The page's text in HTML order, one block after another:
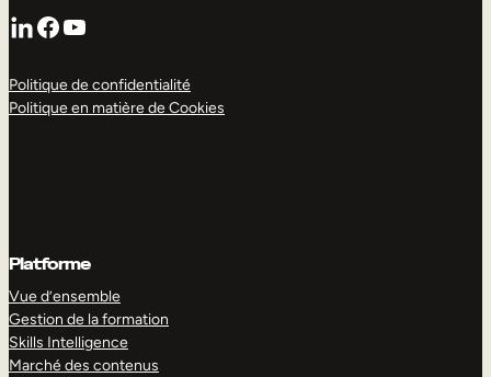
LinkedIn
Facebook
YouTube
Politique de confidentialité
Politique en matière de Cookies
Platforme
Vue d’ensemble
Gestion de la formation
Skills Intelligence
Marché des contenus